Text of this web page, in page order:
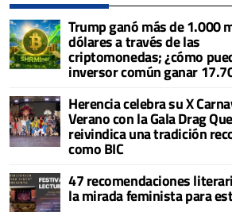
Trump ganó más de 1.000
dólares a través de las
criptomonedas; ¿cómo
inversor común ganar
Herencia celebra su X
Verano con la Gala Drag
reivindica una tradición
como BIC
47 recomendaciones
la mirada feminista para